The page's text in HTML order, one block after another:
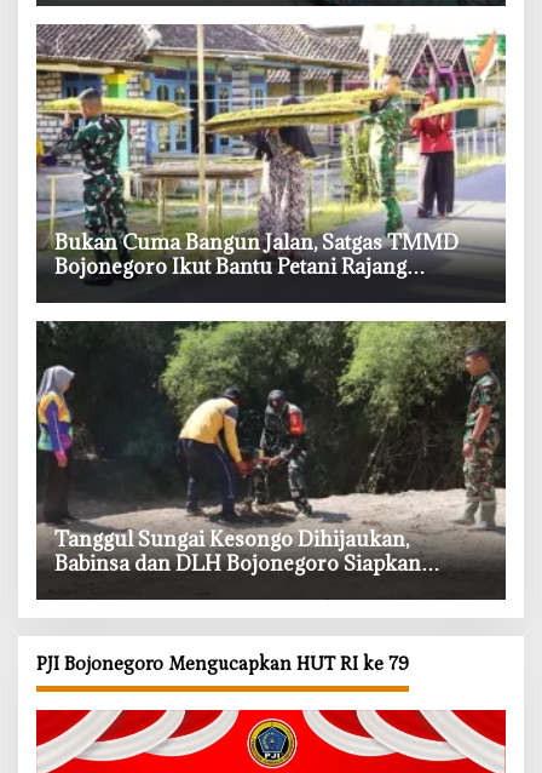
‎Bukan Cuma Bangun Jalan, Satgas TMMD
Bojonegoro Ikut Bantu Petani Rajang
Tembakau
‎Tanggul Sungai Kesongo Dihijaukan,
Babinsa dan DLH Bojonegoro Siapkan
PJI Bojonegoro Mengucapkan HUT RI ke 79